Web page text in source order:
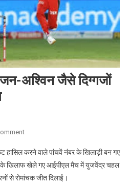
अश्विन जैसे दिग्गजों
On
में
चहल
ने
हासिल करने वाले पांचवें नंबर के खिलाड़ी बन गए
खिलाफ खेले गए आईपीएल मैच में युजवेंद्र चहल
से रोमांचक जीत दिलाई।